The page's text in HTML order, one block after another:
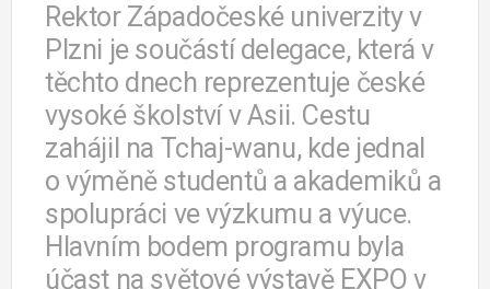
Rektor Západočeské univerzity v
Plzni je součástí delegace, která v
těchto dnech reprezentuje české
vysoké školství v Asii. Cestu
zahájil na Tchaj-wanu, kde jednal
o výměně studentů a akademiků a
spolupráci ve výzkumu a výuce.
Hlavním bodem programu byla
účast na světové výstavě EXPO v